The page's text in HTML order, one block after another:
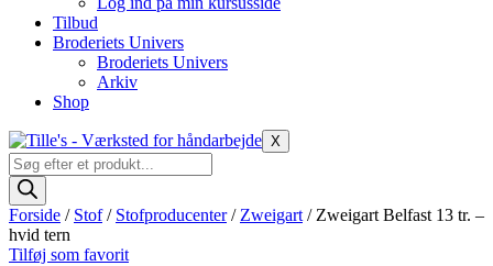
Tilbud
Broderiets Univers
Broderiets Univers
Arkiv
Shop
X
Products
search
Forside / Stof/ Stofproducenter/ Zweigart / Zweigart Belfast 13 tr. –
hvid tern
Tilføj som favorit